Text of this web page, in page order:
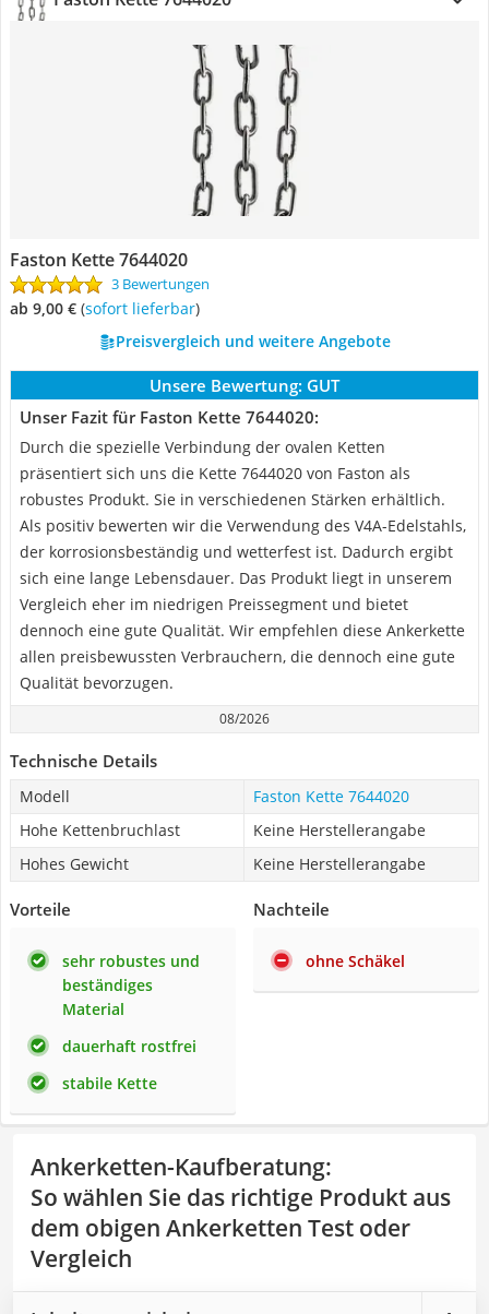
Faston Kette 7644020
3 Bewertungen
ab 9,00 € ( Sofort lieferbar)
Preisvergleich und weitere Angebote
Unsere Bewertung: GUT
Unser Fazit für Faston Kette 7644020:
Durch die spezielle Verbindung der ovalen Ketten
präsentiert sich uns die Kette 7644020 von Faston als
robustes Produkt. Sie in verschiedenen Stärken erhältlich.
Als positiv bewerten wir die Verwendung des V4A-Edelstahls,
der korrosionsbeständig und wetterfest ist. Dadurch ergibt
sich eine lange Lebensdauer. Das Produkt liegt in unserem
Vergleich eher im niedrigen Preissegment und bietet
dennoch eine gute Qualität. Wir empfehlen diese Ankerkette
allen preisbewussten Verbrauchern, die dennoch eine gute
Qualität bevorzugen.
08/2026
Technische Details
Modell
Faston Kette 7644020
Hohe Kettenbruchlast
Keine Herstellerangabe
Hohes Gewicht
Keine Herstellerangabe
Vorteile
sehr robustes und
beständiges
Material
dauerhaft rostfrei
stabile Kette
Nachteile
ohne Schäkel
Ankerketten-Kaufberatung:
So wählen Sie das richtige Produkt aus
dem obigen Ankerketten Test oder
Vergleich